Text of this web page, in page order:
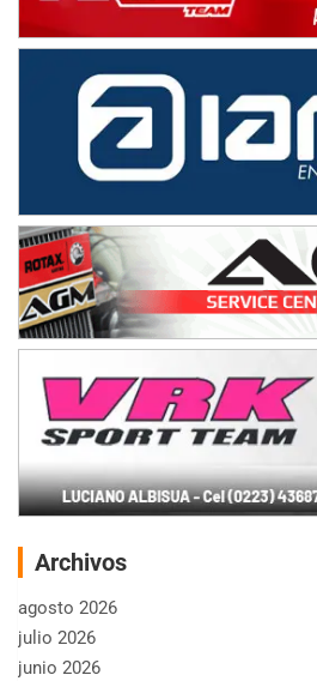
Archivos
agosto 2026
julio 2026
junio 2026